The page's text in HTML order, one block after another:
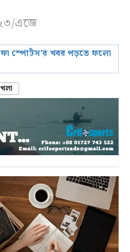
এজে
স্পোর্টস’র খবর পড়তে ফলো